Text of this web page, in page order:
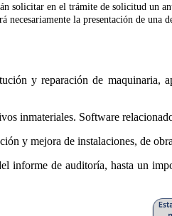
solicitar en el trámite de solicitud un
la presentación de una
y reparación de maquinaria,
inmateriales. Software
y mejora de instalaciones, de
informe de auditoría, hasta un